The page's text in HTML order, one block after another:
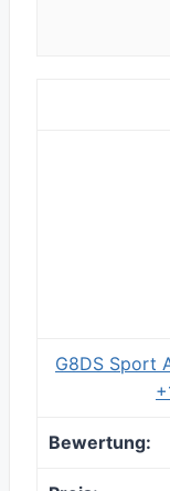
G8DS Sport